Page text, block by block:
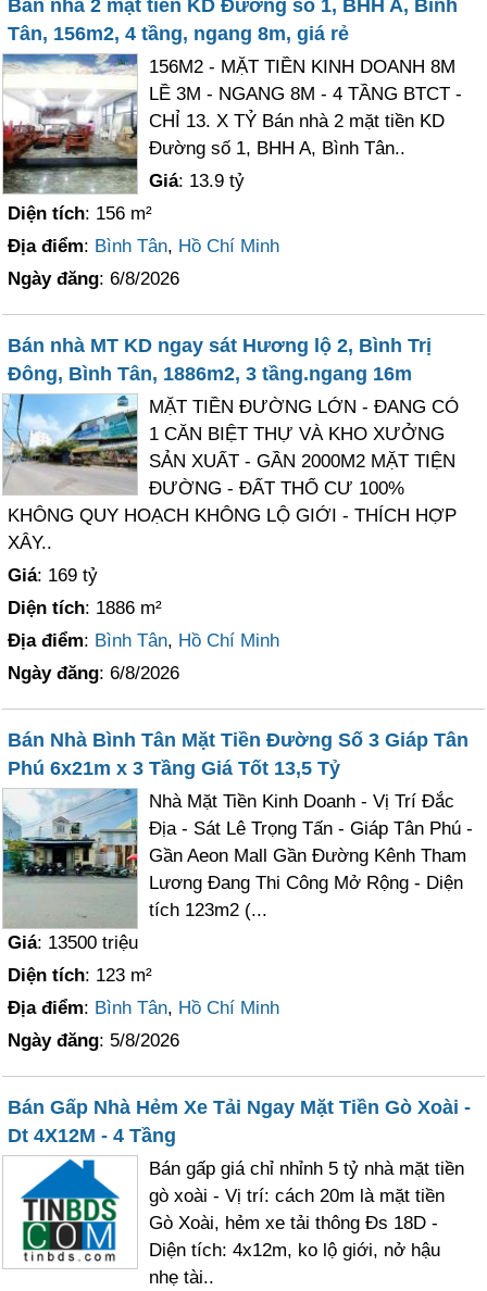
Bán nhà 2 mặt tiền KD Đường số 1, BHH A, Bình
Tân, 156m2, 4 tầng, ngang 8m, giá rẻ
156M2 - MẶT TIỀN KINH DOANH 8M
LỀ 3M - NGANG 8M - 4 TẦNG BTCT -
CHỈ 13. X TỶ Bán nhà 2 mặt tiền KD
Đường số 1, BHH A, Bình Tân..
Giá: 13.9 tỷ
Diện tích: 156 m²
Địa điểm: Bình Tân, Hồ Chí Minh
Ngày đăng: 6/8/2026
Bán nhà MT KD ngay sát Hương lộ 2, Bình Trị
Đông, Bình Tân, 1886m2, 3 tầng.ngang 16m
MẶT TIỀN ĐƯỜNG LỚN - ĐANG CÓ
1 CĂN BIỆT THỰ VÀ KHO XƯỞNG
SẢN XUẤT - GẦN 2000M2 MẶT TIỆN
ĐƯỜNG - ĐẤT THỔ CƯ 100%
KHÔNG QUY HOẠCH KHÔNG LỘ GIỚI - THÍCH HỢP
XÂY..
Giá: 169 tỷ
Diện tích: 1886 m²
Địa điểm: Bình Tân, Hồ Chí Minh
Ngày đăng: 6/8/2026
Bán Nhà Bình Tân Mặt Tiền Đường Số 3 Giáp Tân
Phú 6x21m x 3 Tầng Giá Tốt 13,5 Tỷ
Nhà Mặt Tiền Kinh Doanh - Vị Trí Đắc
Địa - Sát Lê Trọng Tấn - Giáp Tân Phú -
Gần Aeon Mall Gần Đường Kênh Tham
Lương Đang Thi Công Mở Rộng - Diện
tích 123m2 (...
Giá: 13500 triệu
Diện tích: 123 m²
Địa điểm: Bình Tân, Hồ Chí Minh
Ngày đăng: 5/8/2026
Bán Gấp Nhà Hẻm Xe Tải Ngay Mặt Tiền Gò Xoài -
Dt 4X12M - 4 Tầng
Bán gấp giá chỉ nhỉnh 5 tỷ nhà mặt tiền
gò xoài - Vị trí: cách 20m là mặt tiền
Gò Xoài, hẻm xe tải thông Đs 18D -
Diện tích: 4x12m, ko lộ giới, nở hậu
nhẹ tài..